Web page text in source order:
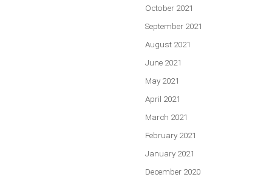
October 2021
September 2021
August 2021
June 2021
May 2021
April 2021
March 2021
February 2021
January 2021
December 2020